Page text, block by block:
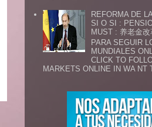
REFORMA DE
SI O SI :
MUST : 养老金
PARA SEGUIR
MUNDIALES
CLICK TO
MARKETS ONLINE IN WA NT